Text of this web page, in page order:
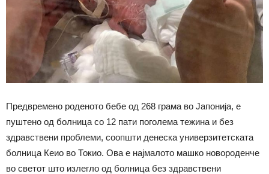
Предвремено роденото бебе од 268 грама во Јапонија, е
пуштено од болница со 12 пати поголема тежина и без
здравствени проблеми, соопшти денеска универзитетската
болница Кеио во Токио. Ова е најмалото машко новороденче
во светот што излегло од болница без здравствени